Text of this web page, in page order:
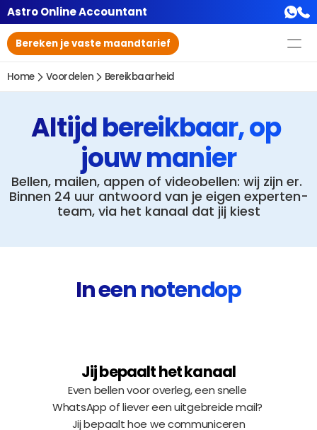
Astro Online Accountant
Bereken je vaste maandtarief
Home Voordelen Bereikbaarheid
Altijd bereikbaar, op
jouw manier
Bellen, mailen, appen of videobellen: wij zijn er.
Binnen 24 uur antwoord van je eigen experten-
team, via het kanaal dat jij kiest
In een notendop
Jij bepaalt het kanaal
Even bellen voor overleg, een snelle
WhatsApp of liever een uitgebreide mail?
Jij bepaalt hoe we communiceren